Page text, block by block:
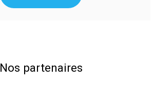
Nos partenaires